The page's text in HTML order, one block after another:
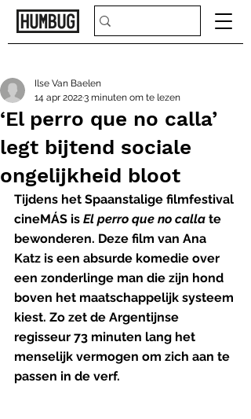
‘El perro que no calla’
legt bijtend sociale
ongelijkheid bloot
Ilse Van Baelen
14 apr 20223 minuten om te lezen
Tijdens het Spaanstalige filmfestival
cineMÁS is El perro que no calla te
bewonderen. Deze film van Ana
Katz is een absurde komedie over
een zonderlinge man die zijn hond
boven het maatschappelijk systeem
kiest. Zo zet de Argentijnse
regisseur 73 minuten lang het
menselijk vermogen om zich aan te
passen in de verf.